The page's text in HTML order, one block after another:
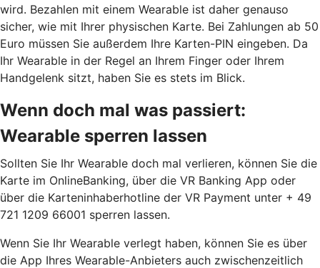
wird. Bezahlen mit einem Wearable ist daher genauso
sicher, wie mit Ihrer physischen Karte. Bei Zahlungen ab 50
Euro müssen Sie außerdem Ihre Karten-PIN eingeben. Da
Ihr Wearable in der Regel an Ihrem Finger oder Ihrem
Handgelenk sitzt, haben Sie es stets im Blick.
Wenn doch mal was passiert:
Wearable sperren lassen
Sollten Sie Ihr Wearable doch mal verlieren, können Sie die
Karte im OnlineBanking, über die VR Banking App oder
über die Karteninhaberhotline der VR Payment unter + 49
721 1209 66001 sperren lassen.
Wenn Sie Ihr Wearable verlegt haben, können Sie es über
die App Ihres Wearable-Anbieters auch zwischenzeitlich